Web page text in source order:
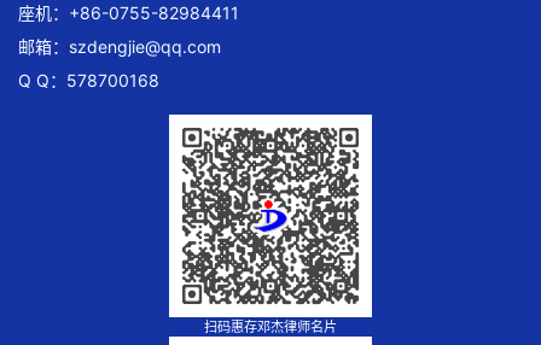
座机：+86-0755-82984411
邮箱： szdengjie@qq.com
Q Q：578700168
扫码惠存邓杰律师名片